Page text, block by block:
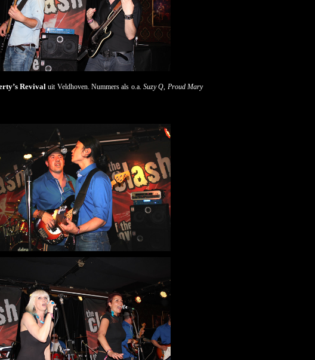
Revival uit Veldhoven. Nummers als o.a.Suzy Q, Proud Mary